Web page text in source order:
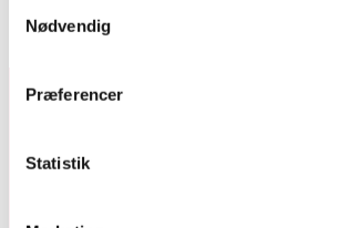
Nødvendig
Præferencer
Statistik